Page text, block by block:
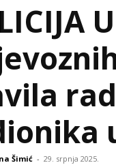
Šimić - 29. srpnja 2025.